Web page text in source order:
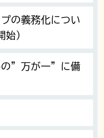
の義務化につい
始）
の”万が一”に備